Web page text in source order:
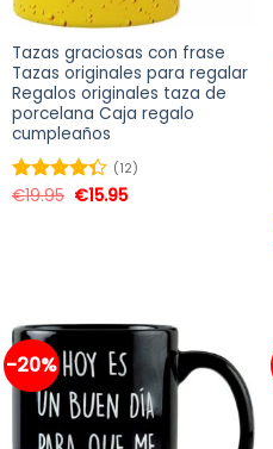
Tazas graciosas con frase
Tazas originales para regalar
Regalos originales taza de
porcelana Caja regalo
cumpleaños
Valorado
(12)
€19.95 €15.95
-20%